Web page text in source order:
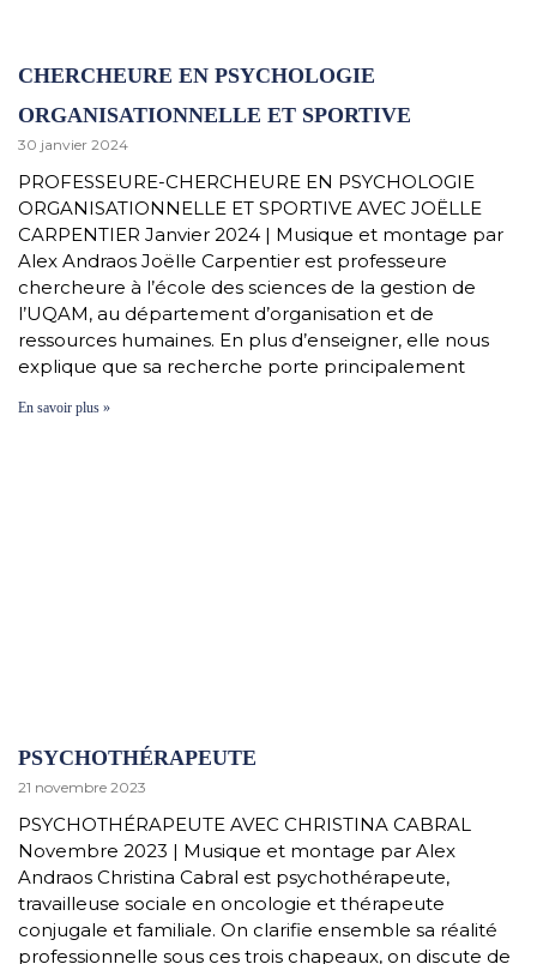
CHERCHEURE EN PSYCHOLOGIE
ORGANISATIONNELLE ET SPORTIVE
30 janvier 2024
PROFESSEURE-CHERCHEURE EN PSYCHOLOGIE
ORGANISATIONNELLE ET SPORTIVE AVEC JOËLLE
CARPENTIER Janvier 2024 | Musique et montage par
Alex Andraos Joëlle Carpentier est professeure
chercheure à l’école des sciences de la gestion de
l’UQAM, au département d’organisation et de
ressources humaines. En plus d’enseigner, elle nous
explique que sa recherche porte principalement
En savoir plus »
PSYCHOTHÉRAPEUTE
21 novembre 2023
PSYCHOTHÉRAPEUTE AVEC CHRISTINA CABRAL
Novembre 2023 | Musique et montage par Alex
Andraos Christina Cabral est psychothérapeute,
travailleuse sociale en oncologie et thérapeute
conjugale et familiale. On clarifie ensemble sa réalité
professionnelle sous ces trois chapeaux, on discute de